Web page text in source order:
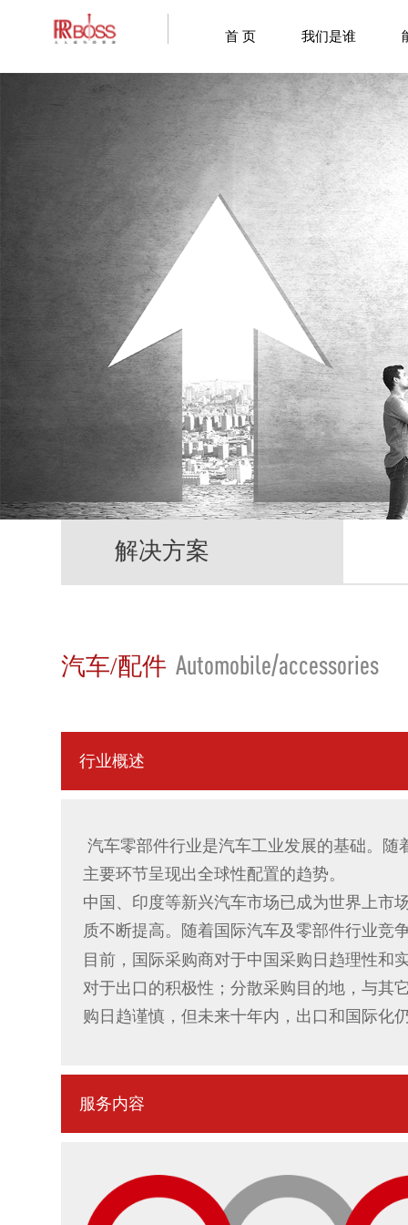
首 页 我们是谁
解决方案
汽车/配件 Automobile/accessories
行业概述
汽车零部件行业是汽车工业发展的基础。
主要环节呈现出全球性配置的趋势。
中国、印度等新兴汽车市场已成为世界上市
质不断提高。随着国际汽车及零部件行业竞
目前，国际采购商对于中国采购日趋理性和
对于出口的积极性；分散采购目的地，与其
购日趋谨慎，但未来十年内，出口和国际化
服务内容